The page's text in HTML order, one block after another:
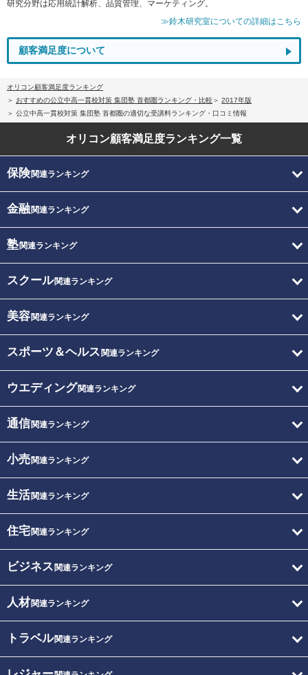
研究分野は応用統計解析、品質管理、マーケティング。
≫鈴木研究室についての詳細はこちら
顧客満足度について
オリコン顧客満足度ランキング
おすすめの公立中高一貫校対策 集団塾 首都圏ランキング・比較
2017年版
公立中高一貫校対策 集団塾 首都圏の適切な受講料ランキング・口コミ情報
オリコン顧客満足度ランキング一覧
保険関連ランキング
金融関連ランキング
塾関連ランキング
スクール関連ランキング
美容関連ランキング
スポーツ＆ヘルス 関連ランキング
ウエディング関連ランキング
通信関連ランキング
小売関連ランキング
生活関連ランキング
住宅関連ランキング
ビジネス 関連ランキング
人材関連ランキング
トラベル関連ランキング